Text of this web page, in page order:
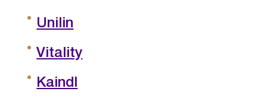
Unilin
Vitality
Kaindl